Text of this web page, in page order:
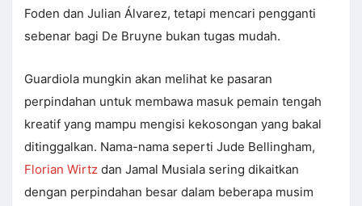
Foden dan Julian Álvarez, tetapi mencari pengganti
sebenar bagi De Bruyne bukan tugas mudah.
Guardiola mungkin akan melihat ke pasaran
perpindahan untuk membawa masuk pemain tengah
kreatif yang mampu mengisi kekosongan yang bakal
ditinggalkan. Nama-nama seperti Jude Bellingham,
Florian Wirtz dan Jamal Musiala sering dikaitkan
dengan perpindahan besar dalam beberapa musim